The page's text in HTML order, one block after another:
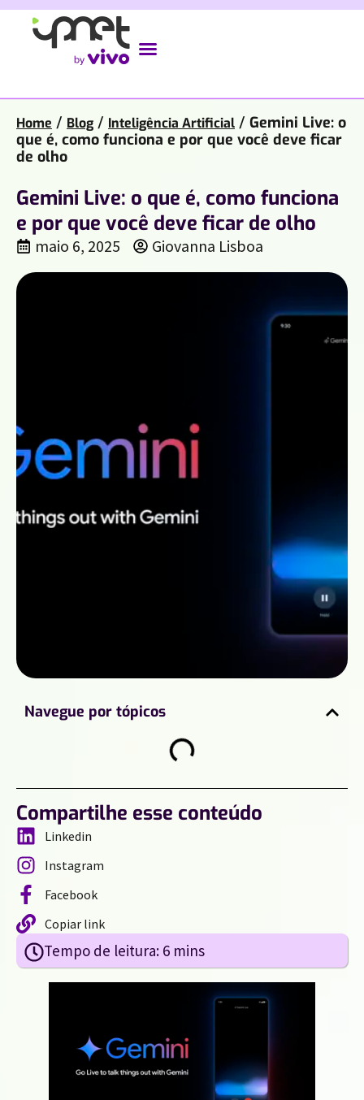
Home / Blog / Inteligência Artificial / Gemini Live: o
que é, como funciona e por que você deve ficar
de olho
Gemini Live: o que é, como funciona
e por que você deve ficar de olho
maio 6, 2025 Giovanna Lisboa
Navegue por tópicos
Compartilhe esse conteúdo
Linkedin
Instagram
Facebook
Copiar link